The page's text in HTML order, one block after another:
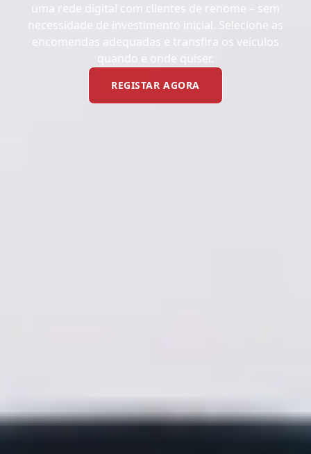
uma rede digital com clientes de renome – sem
necessidade de investimento inicial. Selecione as
encomendas adequadas e transfira os veículos
quando e onde quiser.
REGISTAR AGORA